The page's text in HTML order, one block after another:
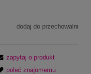
dodaj do przechowalni
zapytaj o produkt
poleć znajomemu